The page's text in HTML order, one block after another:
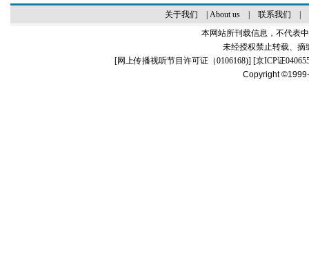
关于我们 About us| 联系我们
本网站所刊载信息，不代表
未经授权禁止转载、摘
[网上传播视听节目许可证（0106168)] [京ICP证
Copyright